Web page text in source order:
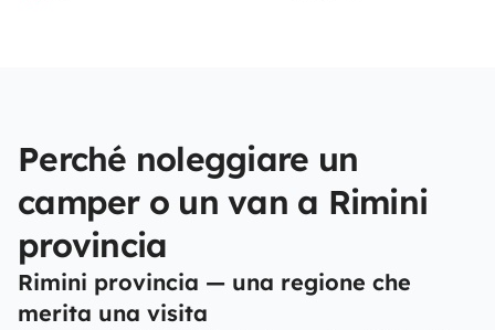
Perché noleggiare un
camper o un van a Rimini
provincia
Rimini provincia — una regione che
merita una visita